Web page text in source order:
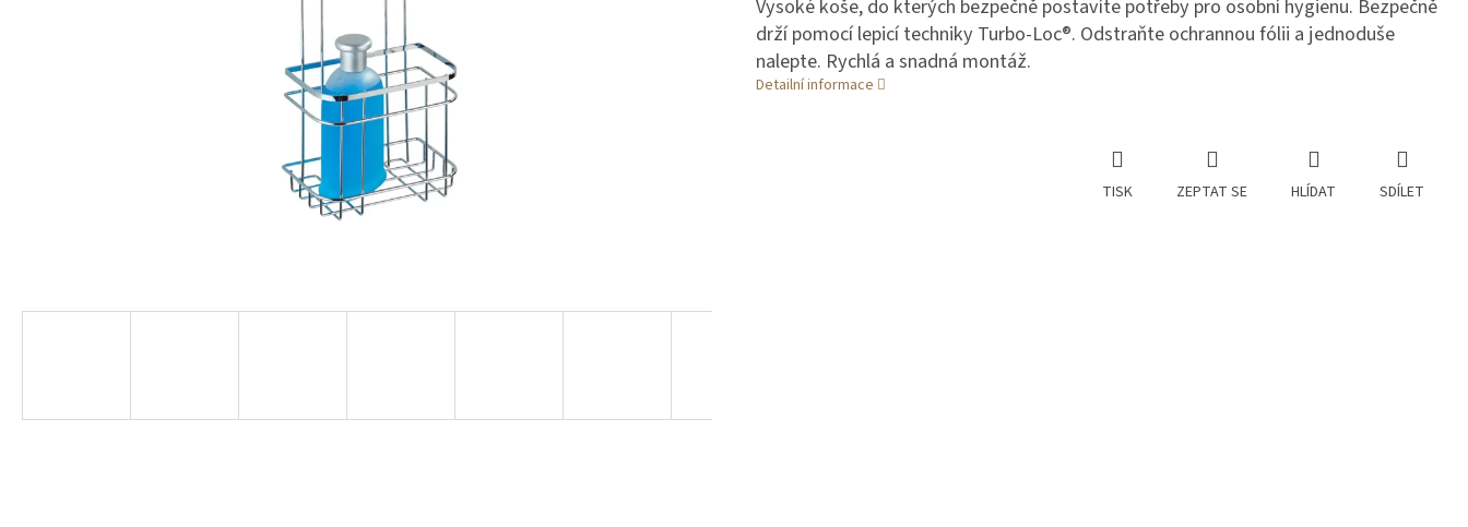
Vysoké koše, do kterých bezpečně postavíte potřeby pro osobní hygienu. Bezpečně
drží pomocí lepicí techniky Turbo-Loc®. Odstraňte ochrannou fólii a jednoduše
nalepte. Rychlá a snadná montáž.
Detailní informace
TISK ZEPTAT SE HLÍDAT SDÍLET